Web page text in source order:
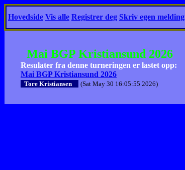
Hovedside Vis alle Registrer deg Skriv egen melding
Mai BGP Kristiansund 2026
Resulater fra denne turneringen er lastet opp:
Mai BGP Kristiansund 2026
Tore Kristiansen (Sat May 30 16:05:55 2026)